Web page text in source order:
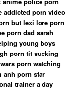
addicted porn video
but lexi lore porn
porn dad sarah
young boys
porn tit sucking
porn watching
anh porn star
trainer a day